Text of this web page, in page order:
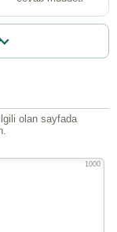
olan sayfada
1000